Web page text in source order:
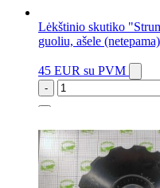
Lėkštinio skutiko
guoliu, ašele (netepama)
45 EUR su PVM
-